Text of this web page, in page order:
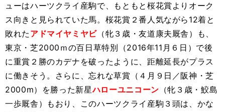
ューはハーツクライ産駒で、もともと桜花賞よりオーク
ス向きと見られていた馬。桜花賞２番人気ながら12着と
敗れた アドマイヤミヤビ （牝３歳・友道康夫厩舎）も、
東京・芝2000ｍの百日草特別（2016年11月６日）で後
に重賞２勝のカデナを破ったように、距離延長がプラス
に働きそう。さらに、忘れな草賞（４月９日／阪神・芝
2000m）を勝った新星ハローユニコーン （牝３歳・鮫島
一歩厩舎）もおり、このハーツクライ産駒３頭は、かな